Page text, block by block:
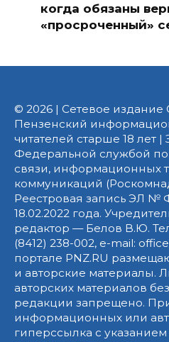
когда обязаны
«просроченный»
© 2026 | Сетевое издание
Пензенский
читателей старше 18 лет
Федеральной службой
связи, информационных
коммуникаций
Реестровая запись ЭЛ №
18.02.2022 года.
редактор — Белов В.Ю.
(8412) 238-002, e-mail:
портале PNZ.RU
и авторские материалы.
авторских материалов
редакции запрещено.
информационных или
гиперссылка с указанием